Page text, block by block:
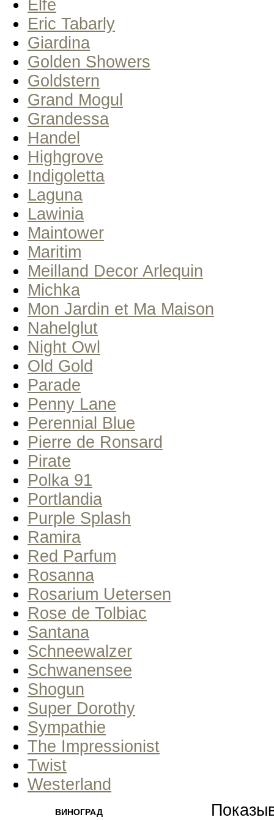
Elfe
Eric Tabarly
Giardina
Golden Showers
Goldstern
Grand Mogul
Grandessa
Handel
Highgrove
Indigoletta
Laguna
Lawinia
Maintower
Maritim
Meilland Decor Arlequin
Michka
Mon Jardin et Ma Maison
Nahelglut
Night Owl
Old Gold
Parade
Penny Lane
Perennial Blue
Pierre de Ronsard
Pirate
Polka 91
Portlandia
Purple Splash
Ramira
Red Parfum
Rosanna
Rosarium Uetersen
Rose de Tolbiac
Santana
Schneewalzer
Schwanensee
Shogun
Super Dorothy
Sympathie
The Impressionist
Twist
Westerland
ВИНОГРАД